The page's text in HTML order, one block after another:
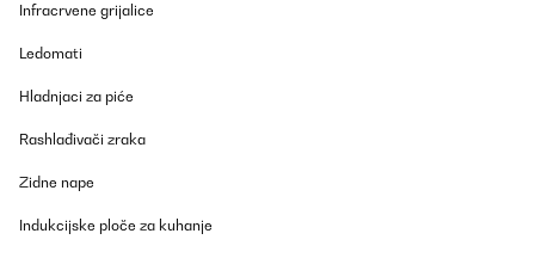
schnell saubergefiltertes Wasser und den Unterschied kann man
schmecken.Im Lieferumfang ist alles dabei, kein Gang zum
Infracrvene grijalice
Ledomati
Hladnjaci za piće
Rashlađivači zraka
Zidne nape
Indukcijske ploče za kuhanje